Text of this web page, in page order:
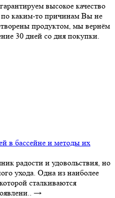
высокое качество
каким-то причинам Вы не
продуктом, мы вернём
30 дней со дня покупки.
в бассейне и методы их
радости и удовольствия, но
ухода. Одна из наиболее
сталкиваются
→